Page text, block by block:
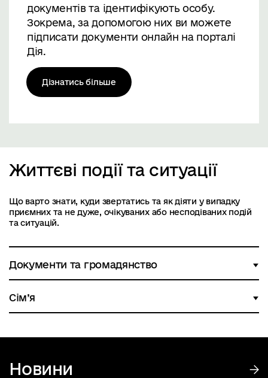
документів та ідентифікують особу.
Зокрема, за допомогою них ви можете
підписати документи онлайн на порталі
Дія.
Дізнатись більше
Життєві події та ситуації
Що варто знати, куди звертатись та як діяти у випадку
приємних та не дуже, очікуваних або несподіваних подій
та ситуацій.
Документи та громадянство
Сім’я
Новини